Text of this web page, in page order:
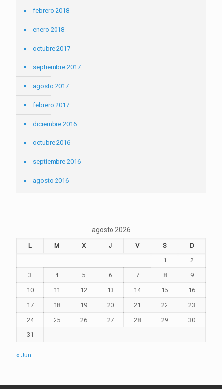
febrero 2018
enero 2018
octubre 2017
septiembre 2017
agosto 2017
febrero 2017
diciembre 2016
octubre 2016
septiembre 2016
agosto 2016
agosto 2026
L M X J V S
D
1
2
3
4 5 6 7 8
9
10
11 12 13 14 15
16
17
18 19 20 21 22
23
24
25 26 27 28 29
30
31
« Jun